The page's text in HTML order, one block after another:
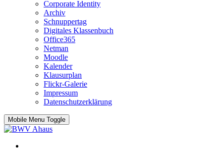
Corporate Identity
Archiv
Schnuppertag
Digitales Klassenbuch
Office365
Netman
Moodle
Kalender
Klausurplan
Flickr-Galerie
Impressum
Datenschutzerklärung
Mobile Menu Toggle